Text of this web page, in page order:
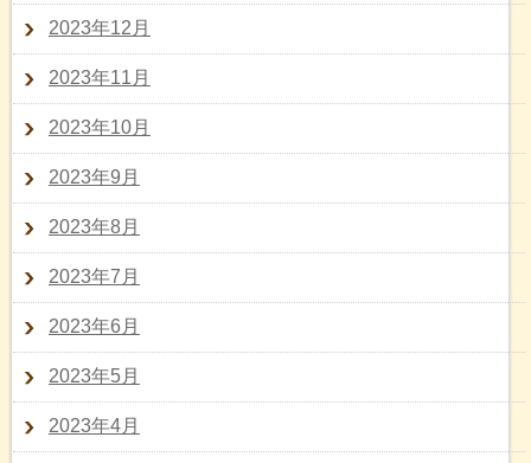
2023年12月
2023年11月
2023年10月
2023年9月
2023年8月
2023年7月
2023年6月
2023年5月
2023年4月